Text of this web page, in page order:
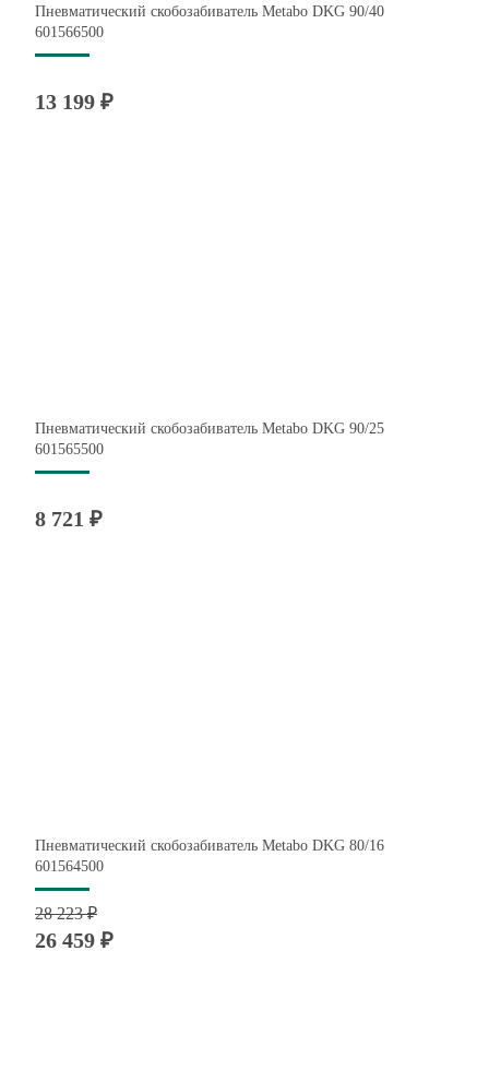
Пневматический скобозабиватель Metabo DKG 90/40
601566500
13 199 ₽
Пневматический скобозабиватель Metabo DKG 90/25
601565500
8 721 ₽
Пневматический скобозабиватель Metabo DKG 80/16
601564500
28 223 ₽
26 459 ₽